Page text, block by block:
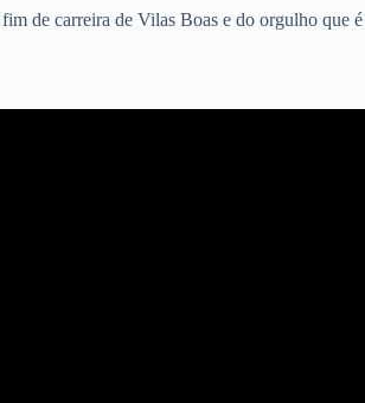
de carreira de Vilas Boas e do orgulho que